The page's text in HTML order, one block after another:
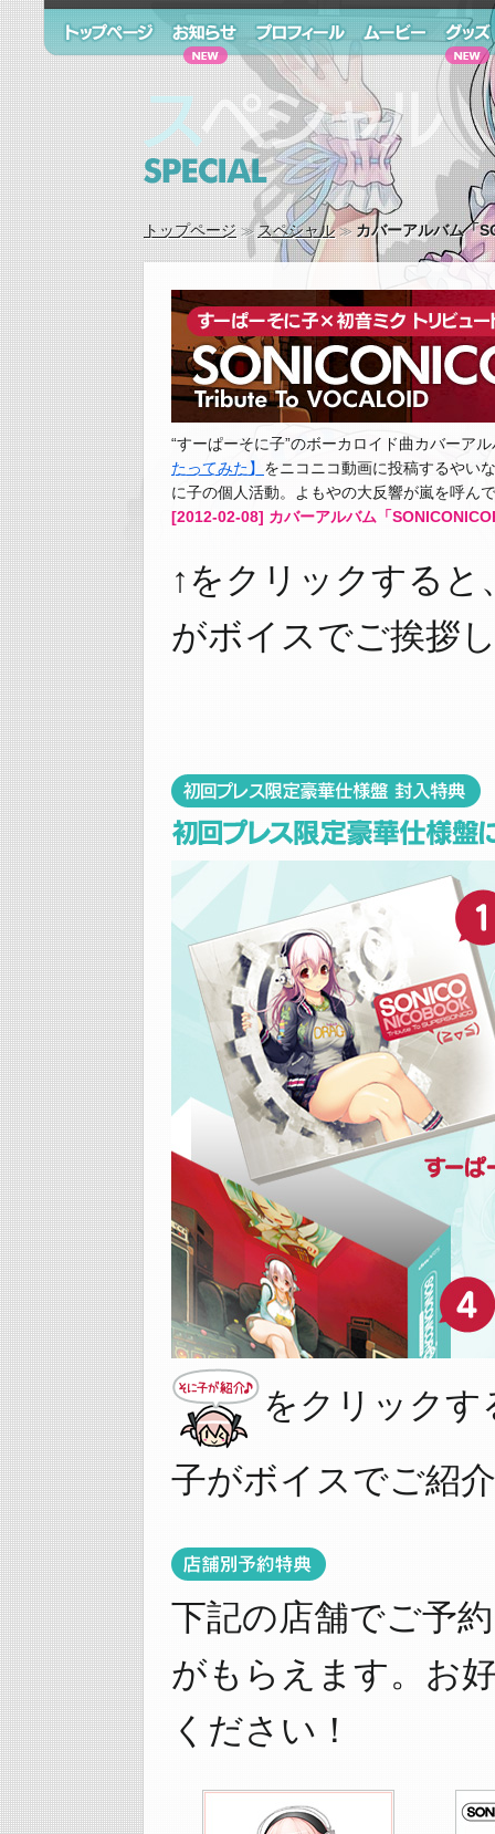
スペシャル Special
トップページ
スペシャル カバーアルバム「
“すーぱーそに子”のボーカロイド曲カバー
たってみた】 をニコニコ動画に投稿するやい
に子の個人活動。よもやの大反響が嵐を呼ん
[2012-02-08] カバーアルバム「
↑をクリックすると
がボイスでご挨拶
をクリック
子がボイスでご紹
下記の店舗でご予
がもらえます。お
ください！
トップページ お知らせ プロフィール ムービー グッズ